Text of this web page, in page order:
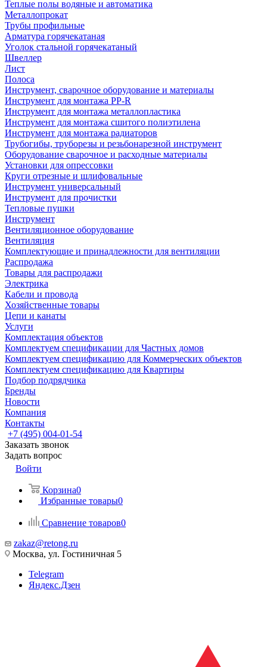
Теплые полы водяные и автоматика
Металлопрокат
Трубы профильные
Арматура горячекатаная
Уголок стальной горячекатаный
Швеллер
Лист
Полоса
Инструмент, сварочное оборудование и материалы
Инструмент для монтажа PP-R
Инструмент для монтажа металлопластика
Инструмент для монтажа сшитого полиэтилена
Инструмент для монтажа радиаторов
Трубогибы, труборезы и резьбонарезной инструмент
Оборудование сварочное и расходные материалы
Установки для опрессовки
Круги отрезные и шлифовальные
Инструмент универсальный
Инструмент для прочистки
Тепловые пушки
Инструмент
Вентиляционное оборудование
Вентиляция
Комплектующие и принадлежности для вентиляции
Распродажа
Товары для распродажи
Электрика
Кабели и провода
Хозяйственные товары
Цепи и канаты
Услуги
Комплектация объектов
Комплектуем спецификации для Частных домов
Комплектуем спецификацию для Коммерческих объектов
Комплектуем спецификацию для Квартиры
Подбор подрядчика
Бренды
Новости
Компания
Контакты
+7 (495) 004-01-54
Заказать звонок
Задать вопрос
Войти
Корзина0
Избранные товары0
Сравнение товаров0
zakaz@retong.ru
Москва, ул. Гостиничная 5
Telegram
Яндекс.Дзен